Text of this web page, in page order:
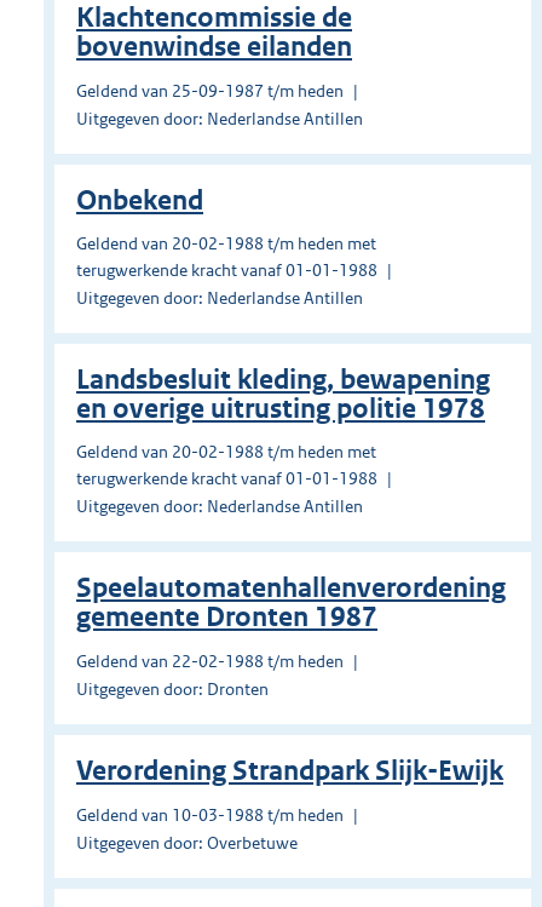
Klachtencommissie de
bovenwindse eilanden
Geldend van 25-09-1987 t/m heden
Uitgegeven door: Nederlandse Antillen
Onbekend
Geldend van 20-02-1988 t/m heden met
terugwerkende kracht vanaf 01-01-1988
Uitgegeven door: Nederlandse Antillen
Landsbesluit kleding, bewapening
en overige uitrusting politie 1978
Geldend van 20-02-1988 t/m heden met
terugwerkende kracht vanaf 01-01-1988
Uitgegeven door: Nederlandse Antillen
Speelautomatenhallenverordening
gemeente Dronten 1987
Geldend van 22-02-1988 t/m heden
Uitgegeven door: Dronten
Verordening Strandpark Slijk-Ewijk
Geldend van 10-03-1988 t/m heden
Uitgegeven door: Overbetuwe